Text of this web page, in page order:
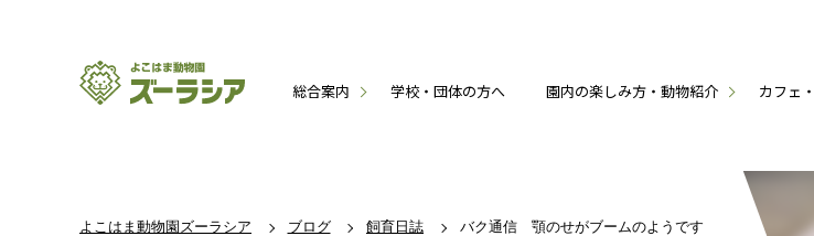
総合案内 学校・団体の方へ 園内の楽しみ方・動物紹介 カフェ
よこはま動物園ズーラシア ブログ 飼育日誌 バク通信 顎のせがブームのようです